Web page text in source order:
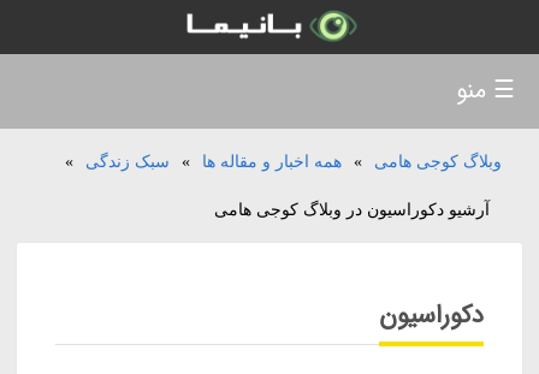
وبلاگ کوجی هامی » همه اخبار و مقاله ها » سبک زندگی »
آرشیو دکوراسیون در وبلاگ کوجی هامی
دکوراسیون
☰ منو